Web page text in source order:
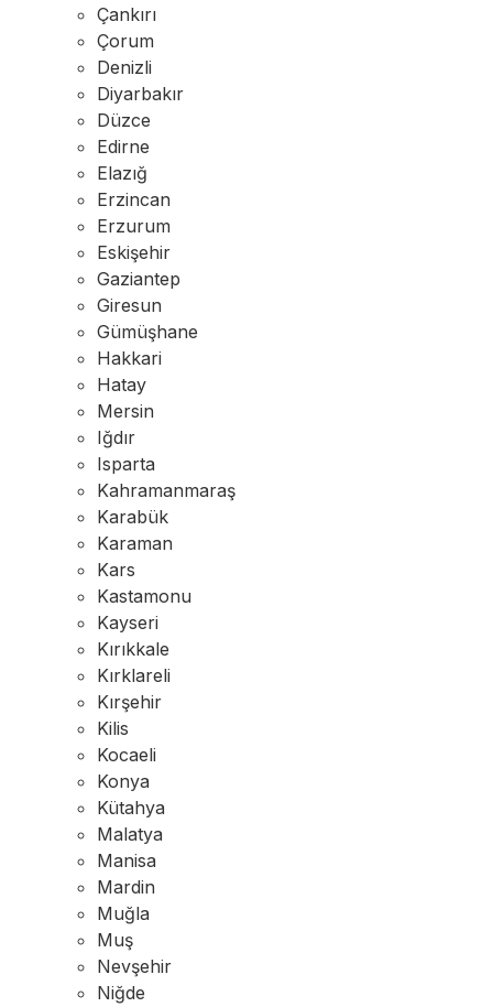
Çankırı
Çorum
Denizli
Diyarbakır
Düzce
Edirne
Elazığ
Erzincan
Erzurum
Eskişehir
Gaziantep
Giresun
Gümüşhane
Hakkari
Hatay
Mersin
Iğdır
Isparta
Kahramanmaraş
Karabük
Karaman
Kars
Kastamonu
Kayseri
Kırıkkale
Kırklareli
Kırşehir
Kilis
Kocaeli
Konya
Kütahya
Malatya
Manisa
Mardin
Muğla
Muş
Nevşehir
Niğde